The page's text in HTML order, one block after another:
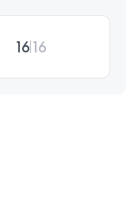
1616